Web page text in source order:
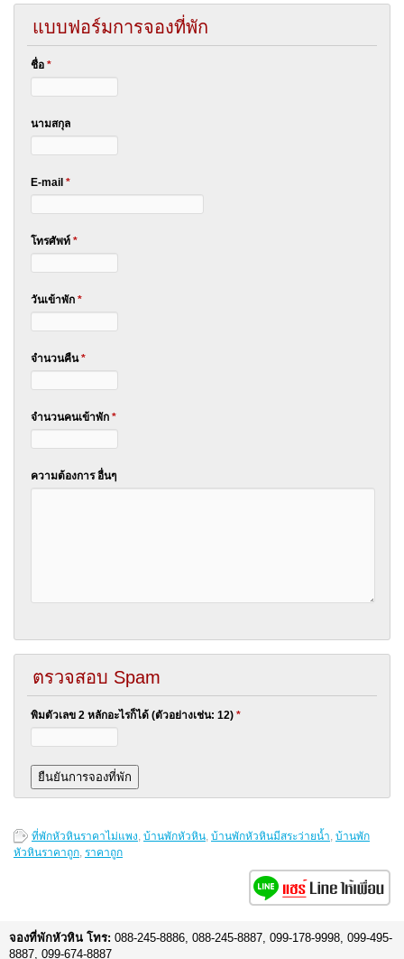
แบบฟอร์มการจองที่พัก
ชื่อ *
นามสกุล
E-mail *
โทรศัพท์ *
วันเข้าพัก *
จำนวนคืน*
จำนวนคนเข้าพัก *
ความต้องการ อื่นๆ
ตรวจสอบ Spam
พิมตัวเลข 2 หลักอะไรก็ได้ (ตัวอย่างเช่น: 12) *
ที่พักหัวหินราคาไม่แพง, บ้านพักหัวหิน, บ้านพักหัวหินมีสระว่ายน้ำ, บ้านพัก
หัวหินราคาถูก, ราคาถูก
จองที่พักหัวหิน โทร: 088-245-8886, 088-245-8887, 099-178-9998, 099-495-
8887, 099-674-8887